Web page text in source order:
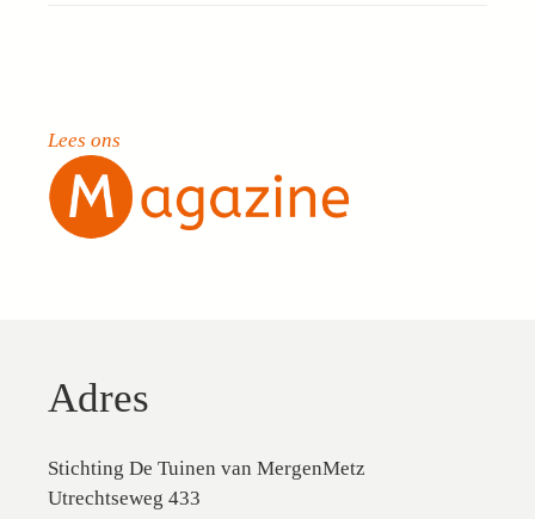
Lees ons
Adres
Stichting De Tuinen van MergenMetz
Utrechtseweg 433